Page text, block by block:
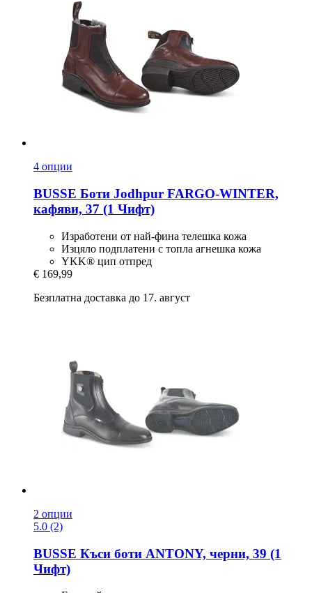
4 опции
BUSSE Боти Jodhpur FARGO-​WINTER,
кафяви, 37 (1 Чифт)
Изработени от най-фина телешка кожа
Изцяло подплатени с топла агнешка кожа
YKK® цип отпред
€ 169,99
Безплатна доставка до 17. август
2 опции
5.0 (2)
BUSSE Къси боти ANTONY, черни, 39 (1
Чифт)